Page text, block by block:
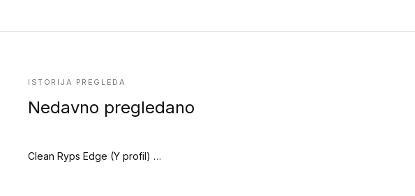
ISTORIJA PREGLEDA
Nedavno pregledano
Clean Ryps Edge (Y profil) (Clean System Edge)